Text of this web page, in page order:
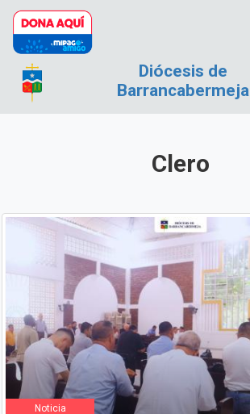
Pasar al contenido principal
Diócesis de
Barrancabermeja
Clero
Noticia